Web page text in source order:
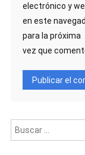
electrónico y
en este
para la próxima
vez que